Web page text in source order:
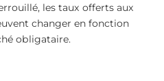
les taux offerts aux
changer en fonction
obligataire.